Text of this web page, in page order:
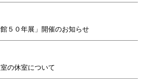
館５０年展」開催のお知らせ
の休室について